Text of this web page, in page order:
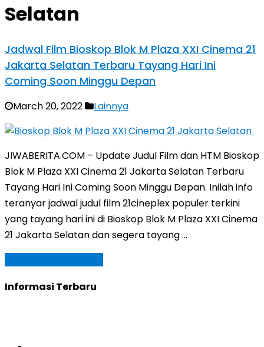
Selatan
Jadwal Film Bioskop Blok M Plaza XXI Cinema 21
Jakarta Selatan Terbaru Tayang Hari Ini
Coming Soon Minggu Depan
March 20, 2022 Lainnya
JIWABERITA.COM – Update Judul Film dan HTM Bioskop
Blok M Plaza XXI Cinema 21 Jakarta Selatan Terbaru
Tayang Hari Ini Coming Soon Minggu Depan. Inilah info
teranyar jadwal judul film 21cineplex populer terkini
yang tayang hari ini di Bioskop Blok M Plaza XXI Cinema
21 Jakarta Selatan dan segera tayang …
Informasi Terbaru